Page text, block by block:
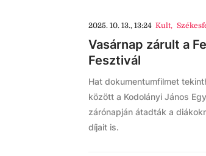
2025. 10. 13., 13:24 Kult,
Vasárnap zárult a
Fesztivál
Hat dokumentumfilmet
között a Kodolányi János
zárónapján átadták a
díjait is.